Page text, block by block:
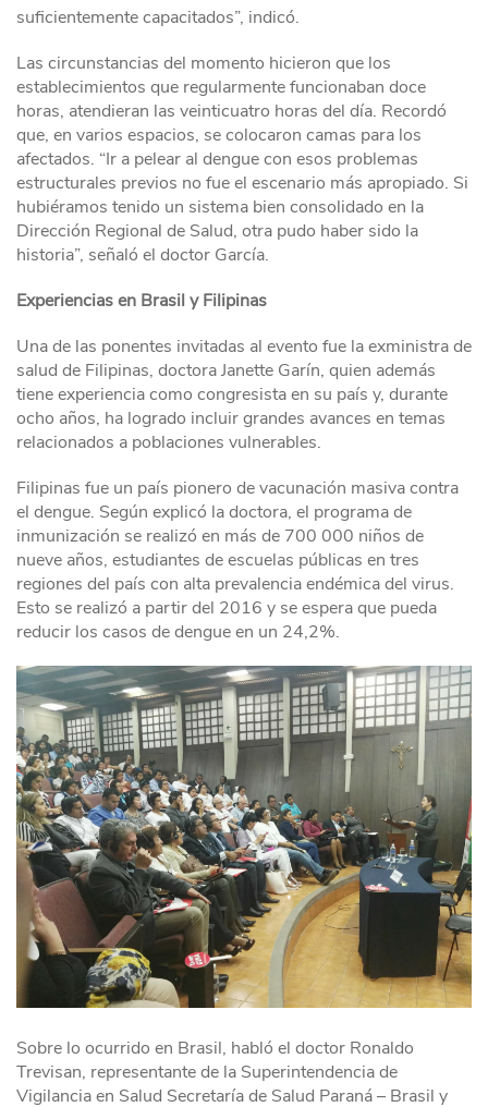
suficientemente capacitados”, indicó.
Las circunstancias del momento hicieron que los
establecimientos que regularmente funcionaban doce
horas, atendieran las veinticuatro horas del día. Recordó
que, en varios espacios, se colocaron camas para los
afectados. “Ir a pelear al dengue con esos problemas
estructurales previos no fue el escenario más apropiado. Si
hubiéramos tenido un sistema bien consolidado en la
Dirección Regional de Salud, otra pudo haber sido la
historia”, señaló el doctor García.
Experiencias en Brasil y Filipinas
Una de las ponentes invitadas al evento fue la exministra de
salud de Filipinas, doctora Janette Garín, quien además
tiene experiencia como congresista en su país y, durante
ocho años, ha logrado incluir grandes avances en temas
relacionados a poblaciones vulnerables.
Filipinas fue un país pionero de vacunación masiva contra
el dengue. Según explicó la doctora, el programa de
inmunización se realizó en más de 700 000 niños de
nueve años, estudiantes de escuelas públicas en tres
regiones del país con alta prevalencia endémica del virus.
Esto se realizó a partir del 2016 y se espera que pueda
reducir los casos de dengue en un 24,2%.
Sobre lo ocurrido en Brasil, habló el doctor Ronaldo
Trevisan, representante de la Superintendencia de
Vigilancia en Salud Secretaría de Salud Paraná – Brasil y